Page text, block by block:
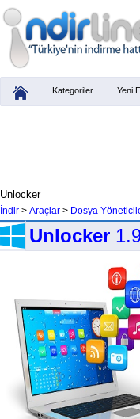
Kategoriler Yeni
Unlocker
İndir > Araçlar > Dosya
Unlocker